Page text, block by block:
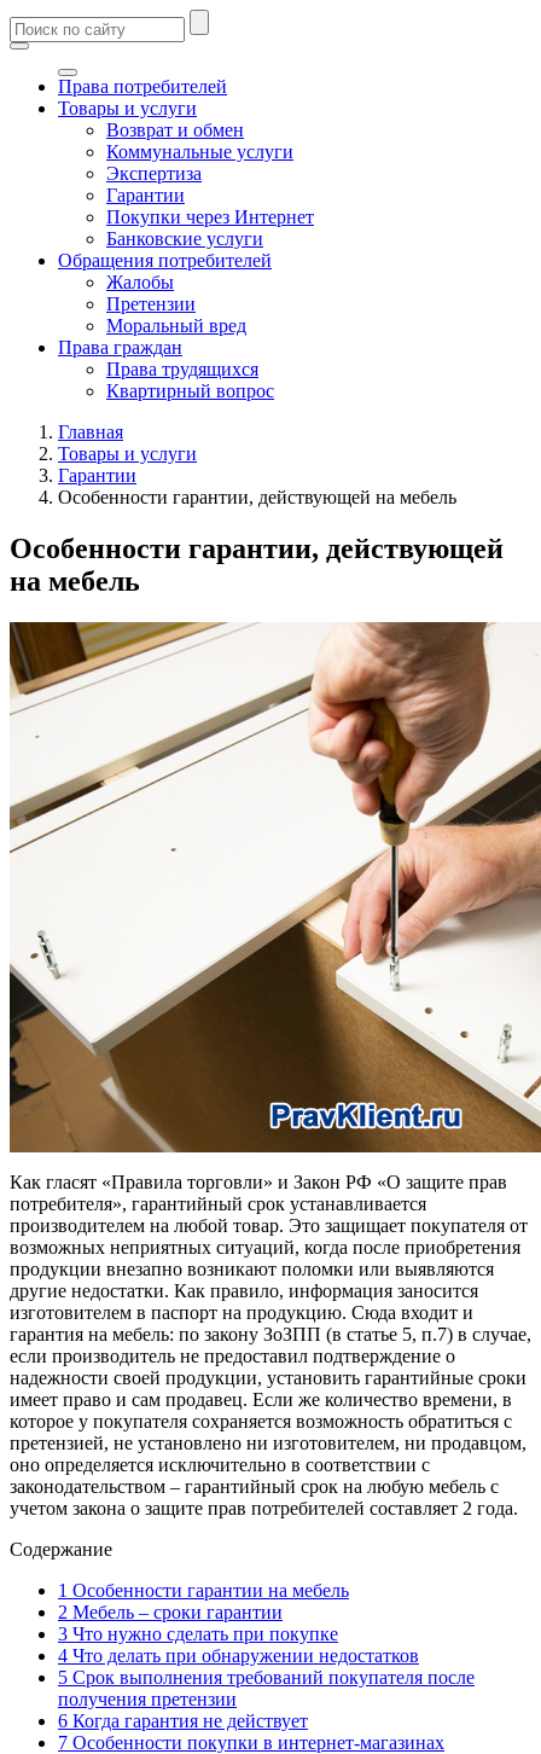
Права потребителей
Товары и услуги
Возврат и обмен
Коммунальные услуги
Экспертиза
Гарантии
Покупки через Интернет
Банковские услуги
Обращения потребителей
Жалобы
Претензии
Моральный вред
Права граждан
Права трудящихся
Квартирный вопрос
Главная
Товары и услуги
Гарантии
Особенности гарантии, действующей на мебель
Особенности гарантии, действующей
на мебель
Как гласят «Правила торговли» и Закон РФ «О защите прав
потребителя», гарантийный срок устанавливается
производителем на любой товар. Это защищает покупателя от
возможных неприятных ситуаций, когда после приобретения
продукции внезапно возникают поломки или выявляются
другие недостатки. Как правило, информация заносится
изготовителем в паспорт на продукцию. Сюда входит и
гарантия на мебель: по закону ЗоЗПП (в статье 5, п.7) в случае,
если производитель не предоставил подтверждение о
надежности своей продукции, установить гарантийные сроки
имеет право и сам продавец. Если же количество времени, в
которое у покупателя сохраняется возможность обратиться с
претензией, не установлено ни изготовителем, ни продавцом,
оно определяется исключительно в соответствии с
законодательством – гарантийный срок на любую мебель с
учетом закона о защите прав потребителей составляет 2 года.
Содержание
1 Особенности гарантии на мебель
2 Мебель – сроки гарантии
3 Что нужно сделать при покупке
4 Что делать при обнаружении недостатков
5 Срок выполнения требований покупателя после
получения претензии
6 Когда гарантия не действует
7 Особенности покупки в интернет-магазинах